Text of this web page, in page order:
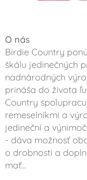
O nás
Birdie Country
škálu jedinečných
nadnárodných
prináša do života
Country
remeselníkmi a
jedineční a
- dáva možnosť
o drobnosti a
mať...